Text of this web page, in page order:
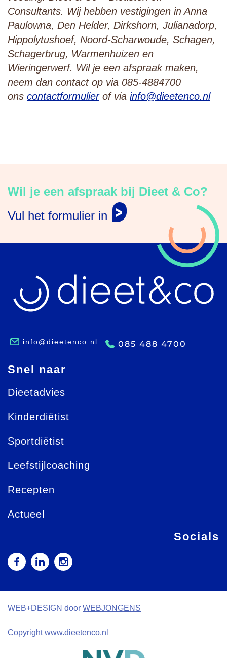
Consultants. Wij hebben vestigingen in Anna
Paulowna, Den Helder, Dirkshorn, Julianadorp,
Hippolytushoef, Noord-Scharwoude, Schagen,
Schagerbrug, Warmenhuizen en
Wieringerwerf. Wil je een afspraak maken,
neem dan contact op via 085-4884700
ons contactformulierof via info@dieetenco.nl
Wil je een afspraak bij Dieet & Co?
Vul het formulier in
info@dieetenco.nl 085 488 4700
Snel naar
Dieetadvies
Kinderdiëtist
Sportdiëtist
Leefstijlcoaching
Recepten
Actueel
Socials
WEB+DESIGN door WEBJONGENS
Copyrightwww.dieetenco.nl